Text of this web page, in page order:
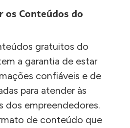
os Conteúdos do
gratuitos do
a garantia de estar
confiáveis e de
para atender às
dos empreendedores.
de conteúdo que